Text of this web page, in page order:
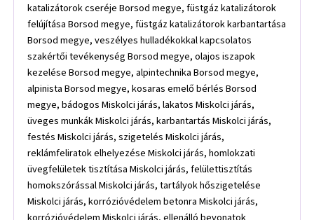
katalizátorok cseréje Borsod megye, füstgáz katalizátorok
felújítása Borsod megye, füstgáz katalizátorok karbantartása
Borsod megye, veszélyes hulladékokkal kapcsolatos
szakértői tevékenység Borsod megye, olajos iszapok
kezelése Borsod megye, alpintechnika Borsod megye,
alpinista Borsod megye, kosaras emelő bérlés Borsod
megye, bádogos Miskolci járás, lakatos Miskolci járás,
üveges munkák Miskolci járás, karbantartás Miskolci járás,
festés Miskolci járás, szigetelés Miskolci járás,
reklámfeliratok elhelyezése Miskolci járás, homlokzati
üvegfelületek tisztítása Miskolci járás, felülettisztítás
homokszórással Miskolci járás, tartályok hőszigetelése
Miskolci járás, korrózióvédelem betonra Miskolci járás,